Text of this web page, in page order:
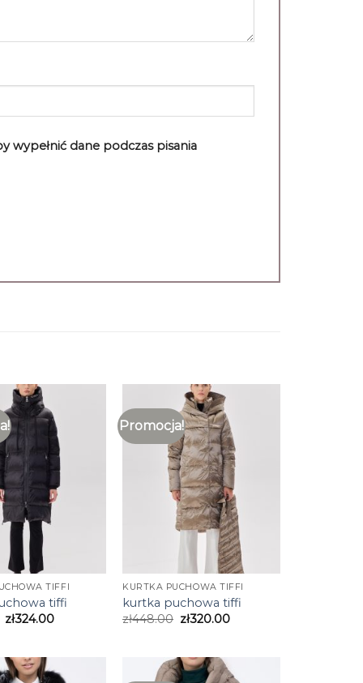
wypełnić dane podczas pisania
TIFFI
tiffi
zł324.00
Promocja!
KURTKA PUCHOWA TIFFI
kurtka puchowa tiffi
zł448.00 zł320.00